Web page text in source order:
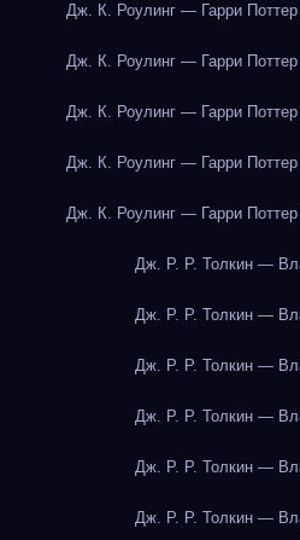
Дж. К. Роулинг — Гарри
Дж. К. Роулинг — Гарри
Дж. К. Роулинг — Гарри
Дж. К. Роулинг — Гарри
Дж. К. Роулинг — Гарри
Дж. Р. Р. Толкин —
Дж. Р. Р. Толкин —
Дж. Р. Р. Толкин —
Дж. Р. Р. Толкин —
Дж. Р. Р. Толкин —
Дж. Р. Р. Толкин —